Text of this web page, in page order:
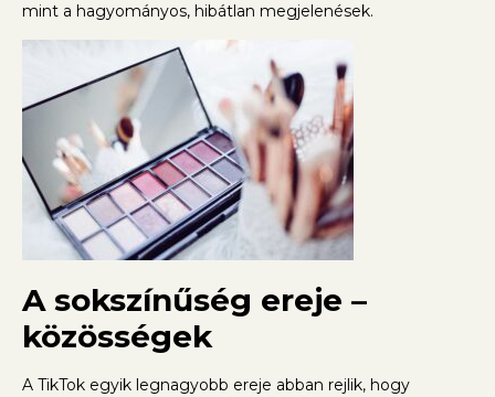
mint a hagyományos, hibátlan megjelenések.
A sokszínűség ereje –
közösségek
A TikTok egyik legnagyobb ereje abban rejlik, hogy